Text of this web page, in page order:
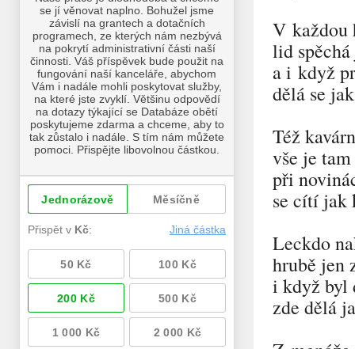
V každou
lid
a i když
dělá se
Též
vše je
při
se cítí jak
Leckdo
hrubě jen
i když byl
zde dělá